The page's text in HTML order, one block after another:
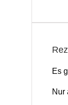
Es
Nur